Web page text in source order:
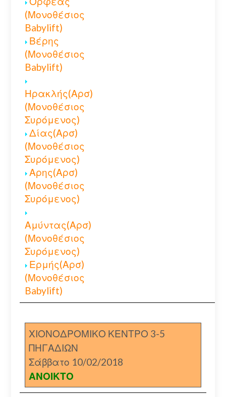
(Μονοθέσιος
Babylift)
Βέρης
(Μονοθέσιος
Babylift)
Ηρακλής(Αρσ)
(Μονοθέσιος
Συρόμενος)
Δίας(Αρσ)
(Μονοθέσιος
Συρόμενος)
Αρης(Αρσ)
(Μονοθέσιος
Συρόμενος)
Αμύντας(Αρσ)
(Μονοθέσιος
Συρόμενος)
Ερμής(Αρσ)
(Μονοθέσιος
Babylift)
ΧΙΟΝΟΔΡΟΜΙΚΟ ΚΕΝΤΡΟ 3-5
ΠΗΓΑΔΙΩΝ
Σάββατο 10/02/2018
ΑΝΟΙΚΤΟ